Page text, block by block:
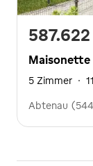
Maisonette
5 Zimmer ·
Abtenau